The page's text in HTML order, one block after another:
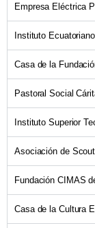
Empresa Eléctrica
Instituto
Casa de la
Pastoral Social
Instituto Superior
Asociación de
Fundación CIMAS
Casa de la Cultura